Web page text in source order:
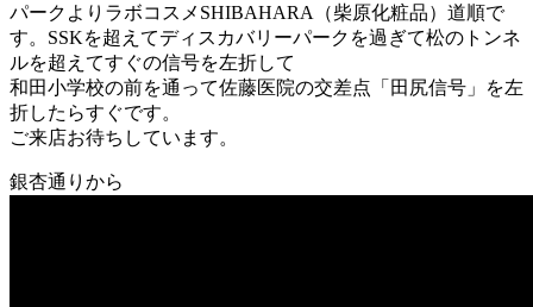
パークよりラボコスメSHIBAHARA（柴原化粧品）道順で
す。SSKを超えてディスカバリーパークを過ぎて松のトンネ
ルを超えてすぐの信号を左折して
和田小学校の前を通って佐藤医院の交差点「田尻信号」を左
折したらすぐです。
ご来店お待ちしています。
銀杏通りから